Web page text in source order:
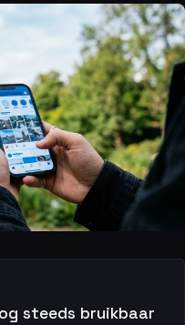
steeds bruikbaar